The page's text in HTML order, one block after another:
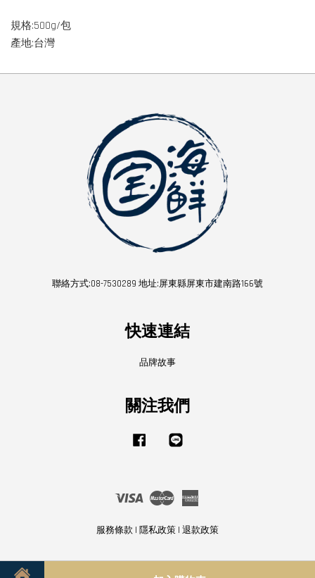
規格:500g/包
產地:台灣
聯絡方式:08-7530289 地址:屏東縣屏東市建南路166號
快速連結
品牌故事
關注我們
Facebook
Visa Master
服務條款 | 隱私政策 | 退款政策